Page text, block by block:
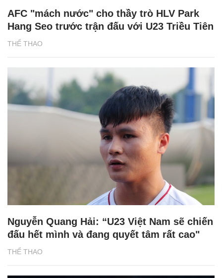
THỂ THAO
AFC "mách nước" cho thầy trò HLV Park
Hang Seo trước trận đấu với U23 Triều Tiên
THỂ THAO
Nguyễn Quang Hải: “U23 Việt Nam sẽ chiến
đấu hết mình và đang quyết tâm rất cao"